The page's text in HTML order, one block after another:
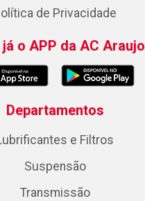
de Privacidade
já o APP da AC Araujo
Departamentos
e Filtros
Suspensão
Transmissão